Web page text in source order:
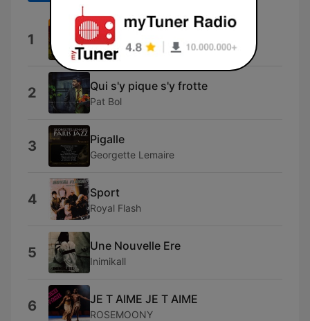
1 Meteo
Zirrus
2 Qui s'y pique s'y frotte
Pat Bol
3 Pigalle
Georgette Lemaire
4 Sport
Royal Flash
5 Une Nouvelle Ere
Inimikall
6 JE T AIME JE T AIME
ROSEMOONY